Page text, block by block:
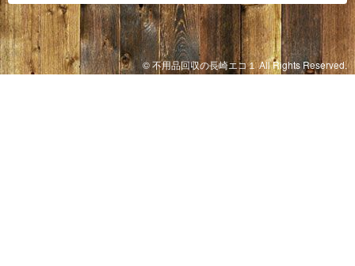
© 不用品回収の長崎エコ１ All Rights Reserved.